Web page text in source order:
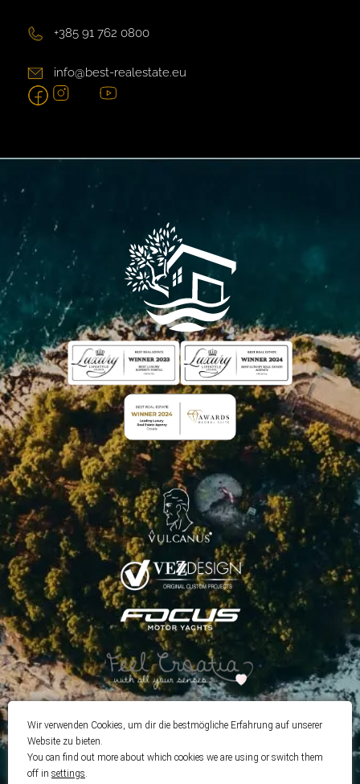
+385 91 762 0800
info@best-realestate.eu
Wir verwenden Cookies, um dir die bestmögliche Erfahrung auf unserer
Website zu bieten.
You can find out more about which cookies we are using or switch them
off in settings.